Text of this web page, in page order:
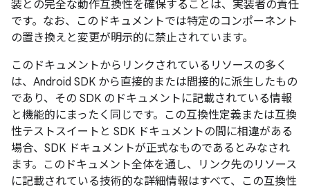
装との完全な動作互換性を確保することは、実装者の責任
です。なお、このドキュメントでは特定のコンポーネント
の置き換えと変更が明示的に禁止されています。
このドキュメントからリンクされているリソースの多く
は、Android SDK から直接的または間接的に派生したもの
であり、その SDK のドキュメントに記載されている情報
と機能的にまったく同じです。この互換性定義または互換
性テストスイートと SDK ドキュメントの間に相違がある
場合、SDK ドキュメントが正式なものであるとみなされ
ます。このドキュメント全体を通し、リンク先のリソース
に記載されている技術的な詳細情報はすべて、この互換性